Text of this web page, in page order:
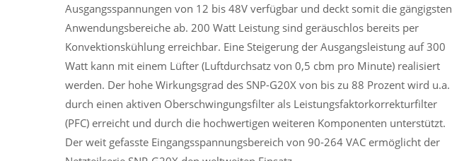
Ausgangsspannungen von 12 bis 48V verfügbar und deckt somit die gängigsten
Anwendungsbereiche ab. 200 Watt Leistung sind geräuschlos bereits per
Konvektionskühlung erreichbar. Eine Steigerung der Ausgangsleistung auf 300
Watt kann mit einem Lüfter (Luftdurchsatz von 0,5 cbm pro Minute) realisiert
werden. Der hohe Wirkungsgrad des SNP-G20X von bis zu 88 Prozent wird u.a.
durch einen aktiven Oberschwingungsfilter als Leistungsfaktorkorrekturfilter
(PFC) erreicht und durch die hochwertigen weiteren Komponenten unterstützt.
Der weit gefasste Eingangsspannungsbereich von 90-264 VAC ermöglicht der